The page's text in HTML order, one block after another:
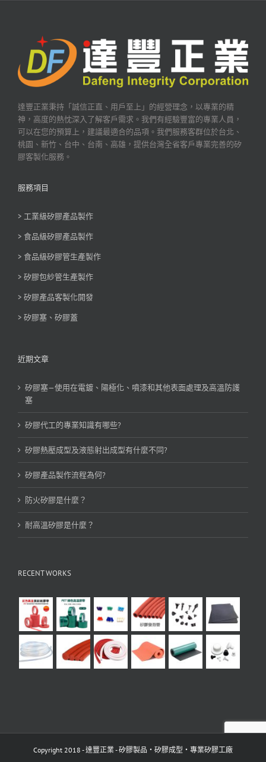
達豐正業秉持「誠信正直、用戶至上」的經營理念，以專業的精
神，高度的熱忱深入了解客戶需求。我們有經驗豐富的專業人員，
可以在您的預算上，建議最適合的品項。我們服務客群位於台北、
桃園、新竹、台中、台南、高雄，提供台灣全省客戶專業完善的矽
膠客製化服務。
服務項目
> 工業級矽膠產品製作
> 食品級矽膠產品製作
> 食品級矽膠管生產製作
> 矽膠包紗管生產製作
> 矽膠產品客製化開發
> 矽膠塞、矽膠蓋
近期文章
矽膠塞—使用在電鍍、陽極化、噴漆和其他表面處理及高溫防護
塞
矽膠代工的專業知識有哪些?
矽膠熱壓成型及液態射出成型有什麼不同?
矽膠產品製作流程為何?
防火矽膠是什麼？
耐高溫矽膠是什麼？
RECENT WORKS
Copyright 2018 - 達豐正業 - 矽膠製品・矽膠成型・專業矽膠工廠